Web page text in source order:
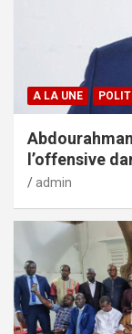
A LA UNE
l’offensive
admin